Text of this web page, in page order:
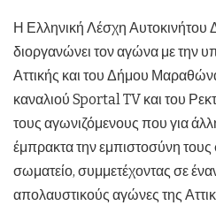
Η Ελληνική Λέσχη Αυτοκινήτου
διοργανώνει τον αγώνα με την
Αττικής και του Δήμου
καναλιού Sportal TV και του
τους αγωνιζόμενους που για
έμπρακτα την εμπιστοσύνη τους
σωματείο, συμμετέχοντας σε
απολαυστικούς αγώνες της